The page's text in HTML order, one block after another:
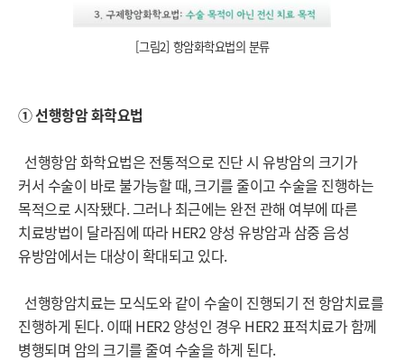
[그림2] 항암화학요법의 분류
① 선행항암 화학요법
선행항암 화학요법은 전통적으로 진단 시 유방암의 크기가
커서 수술이 바로 불가능할 때, 크기를 줄이고 수술을 진행하는
목적으로 시작됐다. 그러나 최근에는 완전 관해 여부에 따른
치료방법이 달라짐에 따라 HER2 양성 유방암과 삼중 음성
유방암에서는 대상이 확대되고 있다.
선행항암치료는 모식도와 같이 수술이 진행되기 전 항암치료를
진행하게 된다. 이때 HER2 양성인 경우 HER2 표적치료가 함께
병행되며 암의 크기를 줄여 수술을 하게 된다.